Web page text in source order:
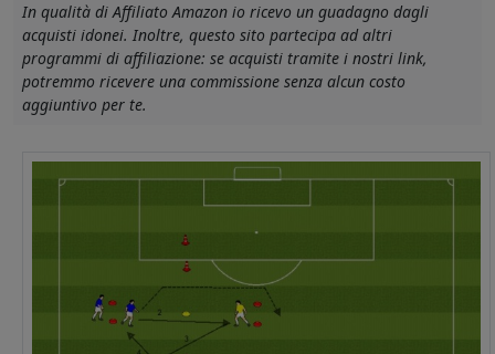
In qualità di Affiliato Amazon io ricevo un guadagno dagli
acquisti idonei. Inoltre, questo sito partecipa ad altri
programmi di affiliazione: se acquisti tramite i nostri link,
potremmo ricevere una commissione senza alcun costo
aggiuntivo per te.